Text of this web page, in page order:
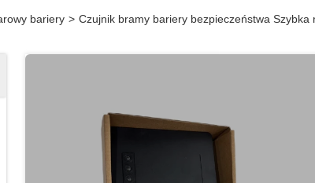
bariery > Czujnik bramy bariery bezpieczeństwa